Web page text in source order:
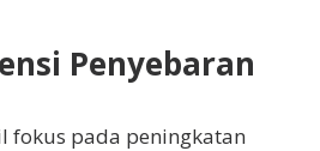
Penyebaran
fokus pada peningkatan